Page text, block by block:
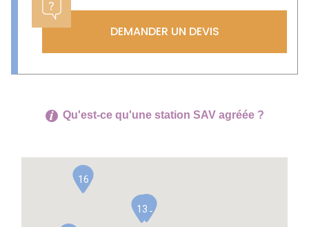
DEMANDER UN DEVIS
Qu'est-ce qu'une station SAV agréée ?
12
13
16